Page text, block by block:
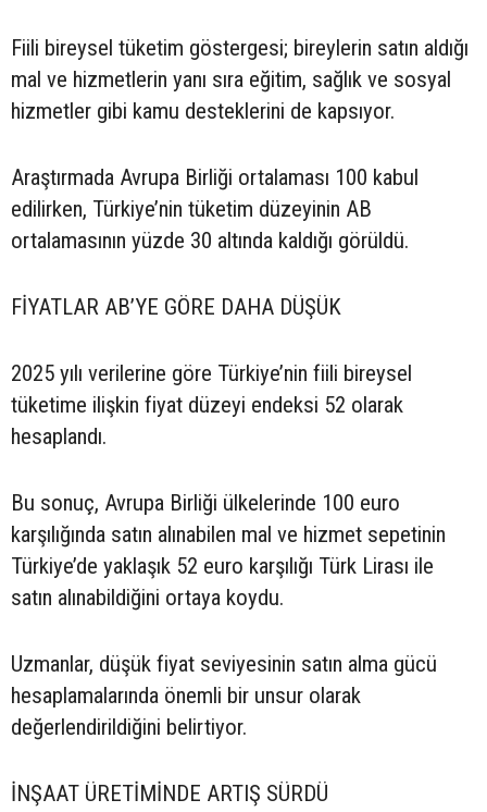
Fiili bireysel tüketim göstergesi; bireylerin satın aldığı
mal ve hizmetlerin yanı sıra eğitim, sağlık ve sosyal
hizmetler gibi kamu desteklerini de kapsıyor.
Araştırmada Avrupa Birliği ortalaması 100 kabul
edilirken, Türkiye’nin tüketim düzeyinin AB
ortalamasının yüzde 30 altında kaldığı görüldü.
FİYATLAR AB’YE GÖRE DAHA DÜŞÜK
2025 yılı verilerine göre Türkiye’nin fiili bireysel
tüketime ilişkin fiyat düzeyi endeksi 52 olarak
hesaplandı.
Bu sonuç, Avrupa Birliği ülkelerinde 100 euro
karşılığında satın alınabilen mal ve hizmet sepetinin
Türkiye’de yaklaşık 52 euro karşılığı Türk Lirası ile
satın alınabildiğini ortaya koydu.
Uzmanlar, düşük fiyat seviyesinin satın alma gücü
hesaplamalarında önemli bir unsur olarak
değerlendirildiğini belirtiyor.
İNŞAAT ÜRETİMİNDE ARTIŞ SÜRDÜ